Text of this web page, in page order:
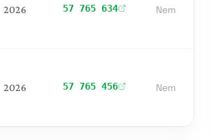
2026 57 765 634 Nem
2026 57 765 456 Nem